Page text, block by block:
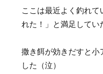
ここは最近よく釣れ
れた！」と満足してい
撒き餌が効きだすと小
した（泣）